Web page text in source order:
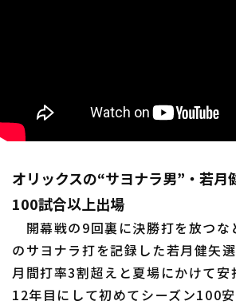
オリックスの“サヨナラ男”・若月
100試合以上出場
開幕戦の9回裏に決勝打を放つな
のサヨナラ打を記録した若月健矢
月間打率3割超えと夏場にかけて安
12年目にして初めてシーズン100安